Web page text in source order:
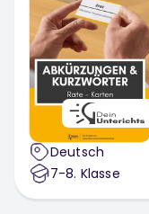
Deutsch
7-8. Klasse